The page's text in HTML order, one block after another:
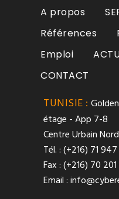
A propos
Références
Emploi
CONTACT
TUNISIE :
étage - App 7-8
Centre Urbain
Tél. : (+216) 71
Fax : (+216) 70 201
Email :